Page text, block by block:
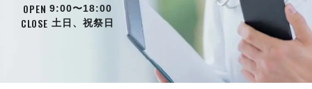
OPEN 9:00〜18:00
CLOSE 土日、祝祭日